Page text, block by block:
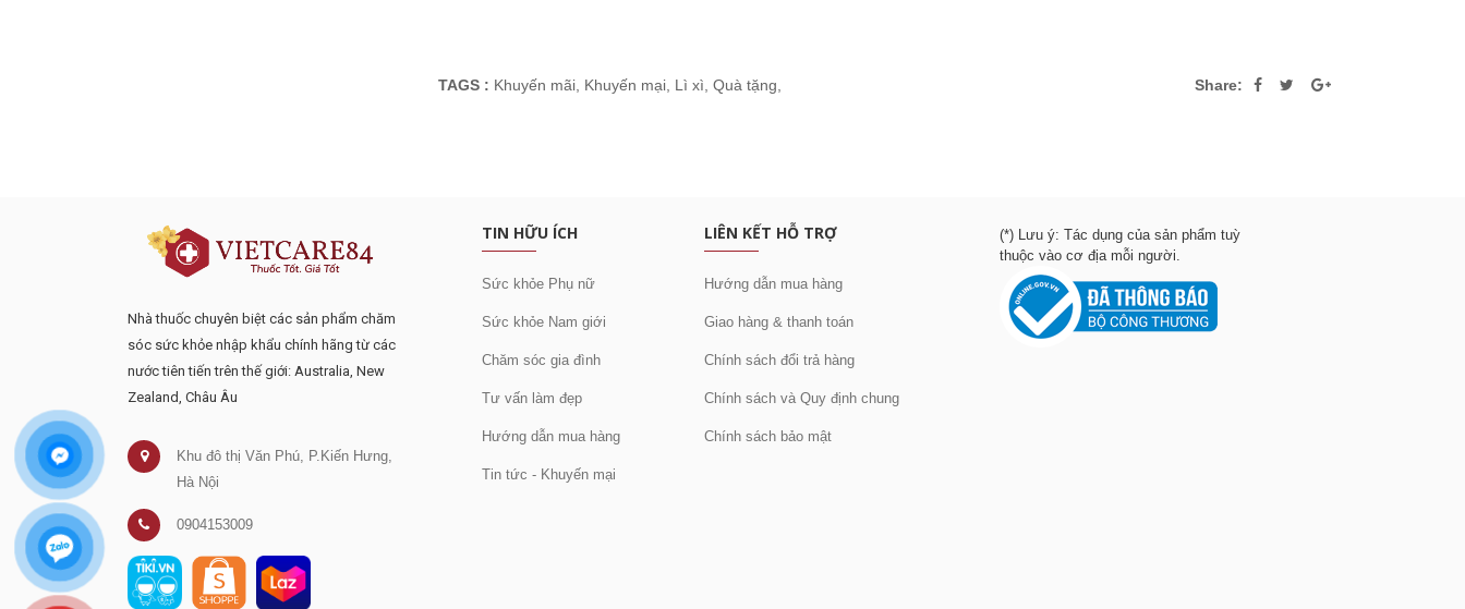
TAGS : Khuyến mãi Khuyến mại Lì xì Quà tặng Share:
Nhà thuốc chuyên biệt các sản phẩm chăm
sóc sức khỏe nhập khẩu chính hãng từ các
nước tiên tiến trên thế giới: Australia, New
Zealand, Châu Âu
Khu đô thị Văn Phú, P.Kiến Hưng,
Hà Nội
0904153009
TIN HỮU ÍCH
Sức khỏe Phụ nữ
Sức khỏe Nam giới
Chăm sóc gia đình
Tư vấn làm đẹp
Hướng dẫn mua hàng
Tin tức - Khuyến mại
LIÊN KẾT HỖ TRỢ
Hướng dẫn mua hàng
Giao hàng & thanh toán
Chính sách đổi trả hàng
Chính sách và Quy định chung
Chính sách bảo mật
(*) Lưu ý: Tác dụng của sản phẩm tuỳ
thuộc vào cơ địa mỗi người.